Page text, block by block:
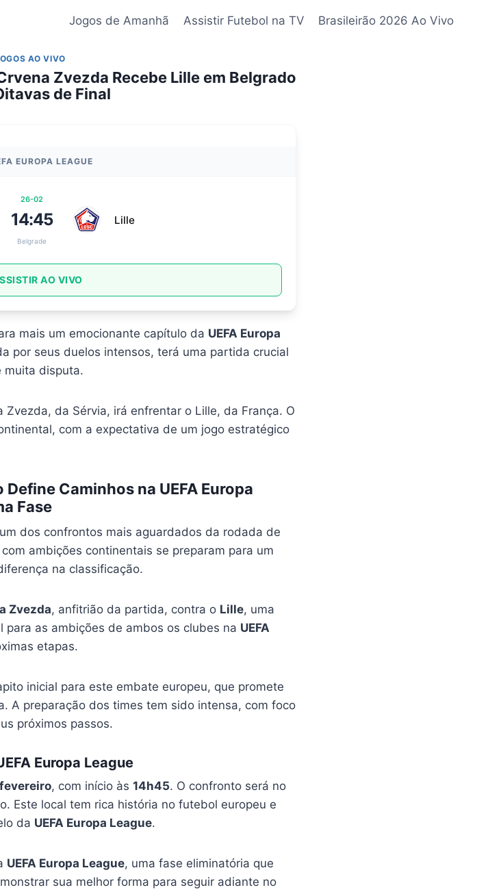
Jogos de Amanhã Assistir Futebol na TV Brasileirão 2026 Ao Vivo
AO VIVO
Zvezda Recebe Lille em Belgrado
de Final
EUROPA LEAGUE
26-02
14:45
Belgrade
Lille
AO VIVO
mais um emocionante capítulo da UEFA Europa
por seus duelos intensos, terá uma partida crucial
muita disputa.
da Sérvia, irá enfrentar o Lille, da França. O
com a expectativa de um jogo estratégico
Caminhos na UEFA Europa
Fase
dos confrontos mais aguardados da rodada de
ambições continentais se preparam para um
na classificação.
Zvezda, anfitrião da partida, contra o Lille, uma
as ambições de ambos os clubes na UEFA
etapas.
inicial para este embate europeu, que promete
A preparação dos times tem sido intensa, com foco
próximos passos.
Europa League
, com início às 14h45. O confronto será no
Este local tem rica história no futebol europeu e
da UEFA Europa League.
UEFA Europa League, uma fase eliminatória que
sua melhor forma para seguir adiante no